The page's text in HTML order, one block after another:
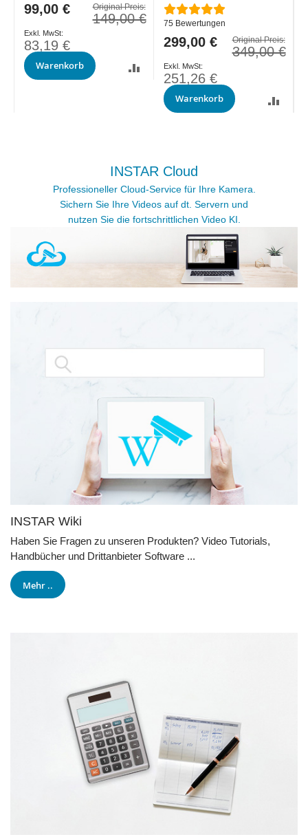
Original Preis:
149,00 €
Sonderpreis
99,00 €
83,19 €
Warenkorb
Bewertung:
75 Bewertungen
Original Preis:
349,00 €
Sonderpreis
299,00 €
251,26 €
Warenkorb
INSTAR Cloud
Professioneller Cloud-Service für Ihre Kamera.
Sichern Sie Ihre Videos auf dt. Servern und
nutzen Sie die fortschrittlichen Video KI.
INSTAR Wiki
Haben Sie Fragen zu unseren Produkten? Video Tutorials,
Handbücher und Drittanbieter Software ...
Mehr ..